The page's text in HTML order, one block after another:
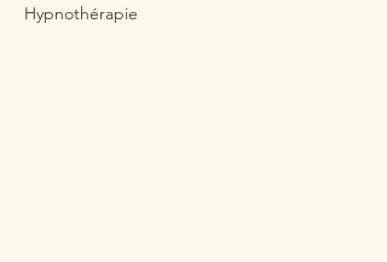
Hypnothérapie